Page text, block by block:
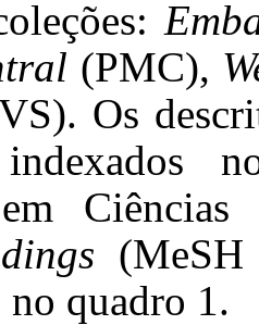
(PMC),
Os
em
no quadro 1.